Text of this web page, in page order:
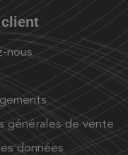
nous
générales de vente
données